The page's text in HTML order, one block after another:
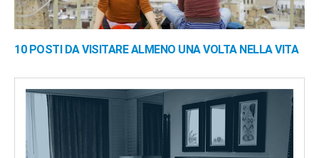
10 POSTI DA VISITARE ALMENO UNA VOLTA NELLA VITA